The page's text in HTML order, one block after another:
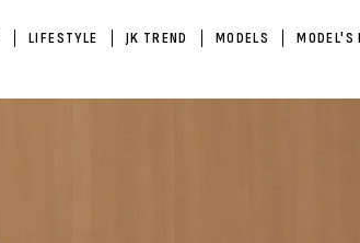
LIFESTYLE JK TREND MODELS MODEL'S